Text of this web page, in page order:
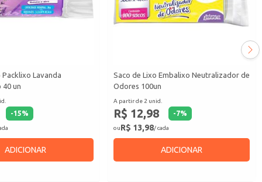
Packlixo Lavanda
40 un
-15%
ADICIONAR
Saco de Lixo Embalixo Neutralizador de
Odores 100un
A partir de 2 unid.
R$ 12,98 -7%
ouR$ 13,98/ cada
ADICIONAR